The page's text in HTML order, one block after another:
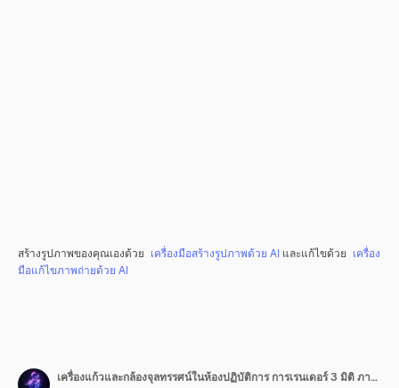
สร้างรูปภาพของคุณเองด้วย เครื่องมือสร้างรูปภาพด้วย AI และแก้ไขด้วย เครื่อง
มือแก้ไขภาพถ่ายด้วย AI
เครื่องแก้วและกล้องจุลทรรศน์ในห้องปฏิบัติการ การเรนเดอร์ 3 มิติ ภาพประกอบ 3 มิติ